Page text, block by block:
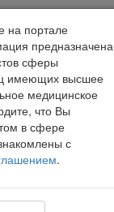
на портале
предназначена
сферы
имеющих высшее
медицинское
что Вы
в сфере
с
.